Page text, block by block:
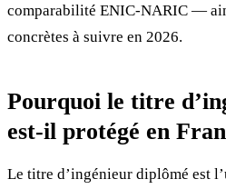
comparabilité ENIC-NARIC —
concrètes à suivre en 2026.
Pourquoi le titre
est-il protégé en
Le titre d’ingénieur diplômé est